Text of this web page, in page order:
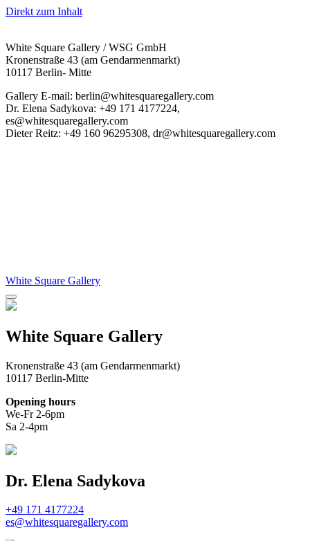
Direkt zum Inhalt
White Square Gallery / WSG GmbH
Kronenstraße 43 (am Gendarmenmarkt)
10117 Berlin- Mitte
Gallery E-mail: berlin@whitesquaregallery.com
Dr. Elena Sadykova: +49 171 4177224,
es@whitesquaregallery.com
Dieter Reitz: +49 160 96295308, dr@whitesquaregallery.com
White Square Gallery
White Square Gallery
Kronenstraße 43 (am Gendarmenmarkt)
10117 Berlin-Mitte
Opening hours
We-Fr 2-6pm
Sa 2-4pm
Dr. Elena Sadykova
+49 171 4177224
es@whitesquaregallery.com